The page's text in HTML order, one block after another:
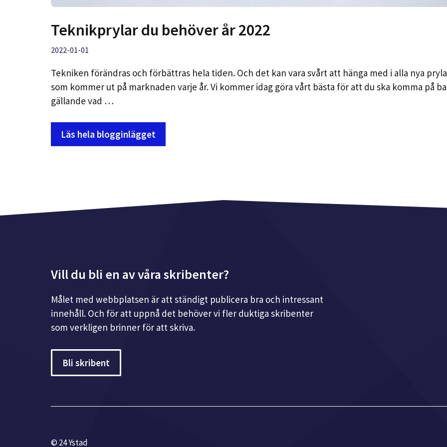
Teknikprylar du behöver år 2022
2022-01-01
Tekniken förändras och förbättras hela tiden. Och det kan vara svårt att hänga med i alla nya
som kommer ut på marknaden varje år. Vi kommer idag göra vårt bästa för att du ska komma på
gällande vad …
Läs hela blogginlägget
Vill du bli en av våra skribenter?
Målet med webbplatsen är att ständigt publicera bra och intressant
innehåll. Och för att uppnå det behöver vi fler duktiga skribenter
som verkligen brinner för att skriva.
Bli skribent
© 24 Ystad